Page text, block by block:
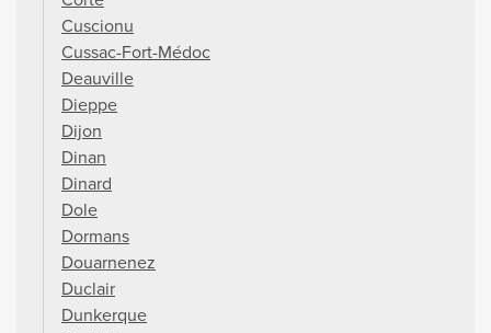
Cuscionu
Cussac-Fort-Médoc
Deauville
Dieppe
Dijon
Dinan
Dinard
Dole
Dormans
Douarnenez
Duclair
Dunkerque